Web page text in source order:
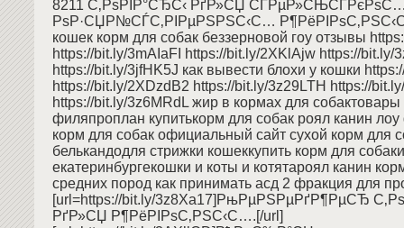
8211 С‚РѕРІР°СЂС‹ РґР»СЏ
РѕР·СЏР№СЃС‚РІРµРЅРЅС‹С…
кошек корм для собак беззерновой гоу отзывы
https://bit.ly/3mAIaFI https://bit.ly/2XKlAjw https://bit.ly/
https://bit.ly/3jfHK5J как вывести блохи у кошки
https://bit.ly/2XDzdB2 https://bit.ly/3z29LTH https://
https://bit.ly/3z6MRdL жир в кормах для
филяпроплан купитькорм для собак роял канин
корм для собак официальный сайт сухой корм для
белькандодля стрижки кошеккупить корм для
екатеринбургекошки и коты и котятароял канин
средних пород как принимать асд 2 фракция для
[url=https://bit.ly/3z8Xa17]РњРµРЅРµРґР¶РµСЂ
РґР»СЏ Р¶РёРІРѕС‚РЅС‹С….[/url]